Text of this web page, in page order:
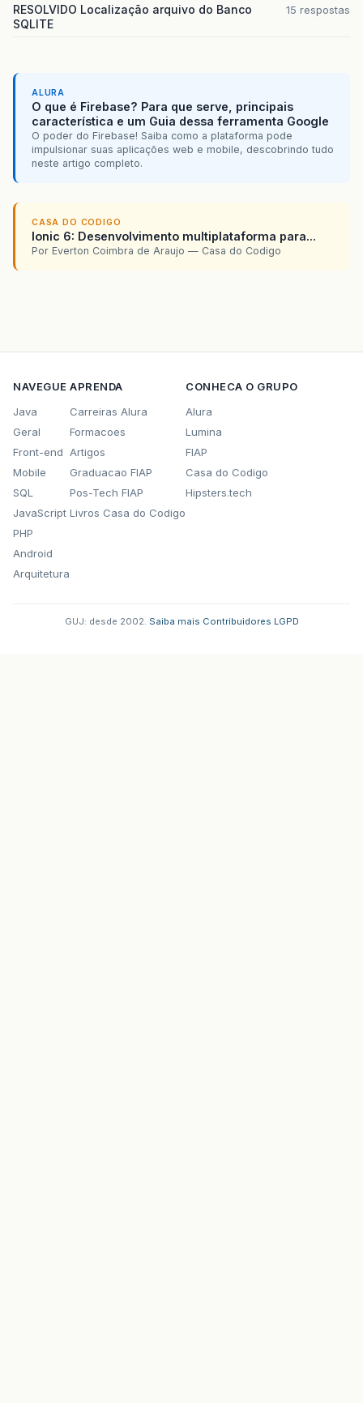
RESOLVIDO Localização arquivo do Banco
SQLITE
15 respostas
ALURA
O que é Firebase? Para que serve, principais
característica e um Guia dessa ferramenta Google
O poder do Firebase! Saiba como a plataforma pode
impulsionar suas aplicações web e mobile, descobrindo tudo
neste artigo completo.
CASA DO CODIGO
Ionic 6: Desenvolvimento multiplataforma para...
Por Everton Coimbra de Araujo — Casa do Codigo
NAVEGUE
Java
Geral
Front-end
Mobile
SQL
JavaScript
PHP
Android
Arquitetura
APRENDA
Carreiras Alura
Formacoes
Artigos
Graduacao FIAP
Pos-Tech FIAP
Livros Casa do Codigo
CONHECA O GRUPO
Alura
Lumina
FIAP
Casa do Codigo
Hipsters.tech
GUJ: desde 2002. Saiba mais Contribuidores LGPD